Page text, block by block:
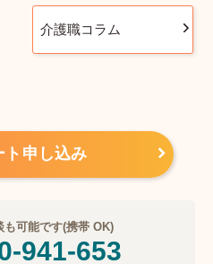
介護職コラム
ト申し込み
も可能です(携帯 OK)
941-653